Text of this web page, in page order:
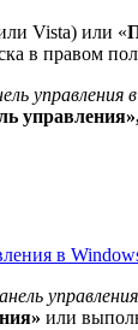
Vista) или «
в правом
управления в
в
или